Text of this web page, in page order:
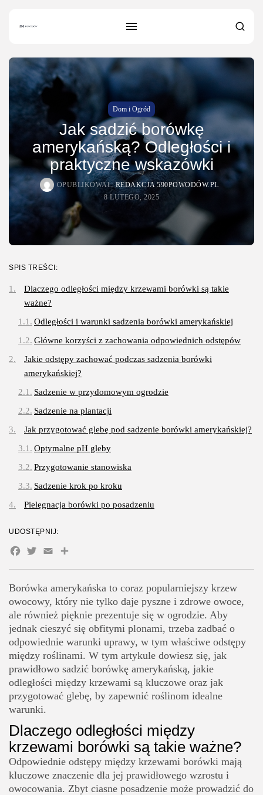
SZUKAJ
NAJNOWSZE
Dom i Ogród
Jak urządzić nowoczesną strefę BBQ
OPUBLIKOWAŁ:
REDAKCJA
4 SIERPNIA, 2026
Ciekawostki
Obiady w łódzkim biurowcu: co
wybrać,...
OPUBLIKOWAŁ: REDAKCJA 27 LIPCA, 2026
POPULARNE KATEGORIE
212 Artykułów
Budownictwo/Nieruchomości
83 Artykułów
Ciekawostki
Edukacja i Nauka
27 Artykułów
Dom i Ogród
Jak sadzić borówkę
amerykańską? Odległości i
praktyczne wskazówki
OPUBLIKOWAŁ: REDAKCJA 590POWODÓW.PL
8 LUTEGO, 2025
Borówka amerykańska to coraz popularniejszy krzew
owocowy, który nie tylko daje pyszne i zdrowe owoce,
ale również pięknie prezentuje się w ogrodzie. Aby
jednak cieszyć się obfitymi plonami, trzeba zadbać o
odpowiednie warunki uprawy, w tym właściwe odstępy
między roślinami. W tym artykule dowiesz się, jak
prawidłowo sadzić borówkę amerykańską, jakie
odległości między krzewami są kluczowe oraz jak
przygotować glebę, by zapewnić roślinom idealne
warunki.
Dlaczego odległości między
krzewami borówki są takie ważne?
Odpowiednie odstępy między krzewami borówki mają
kluczowe znaczenie dla jej prawidłowego wzrostu i
owocowania. Zbyt ciasne posadzenie może prowadzić do
SPIS TREŚCI:
Dlaczego odległości między krzewami borówki są takie
ważne?
Odległości i warunki sadzenia borówki amerykańskiej
Główne korzyści z zachowania odpowiednich odstępów
Jakie odstępy zachować podczas sadzenia borówki
amerykańskiej?
Sadzenie w przydomowym ogrodzie
Sadzenie na plantacji
Jak przygotować glebę pod sadzenie borówki amerykańskiej?
Optymalne pH gleby
Przygotowanie stanowiska
Sadzenie krok po kroku
Pielęgnacja borówki po posadzeniu
Zbyt małe odstępy między krzewami
Nieodpowiednie pH gleby
Nadmierne podlewanie
Podsumowanie
UDOSTĘPNIJ:
Facebook
Twitter
EmailShare